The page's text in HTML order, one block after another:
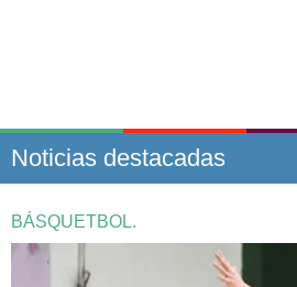
Noticias destacadas
BÁSQUETBOL.